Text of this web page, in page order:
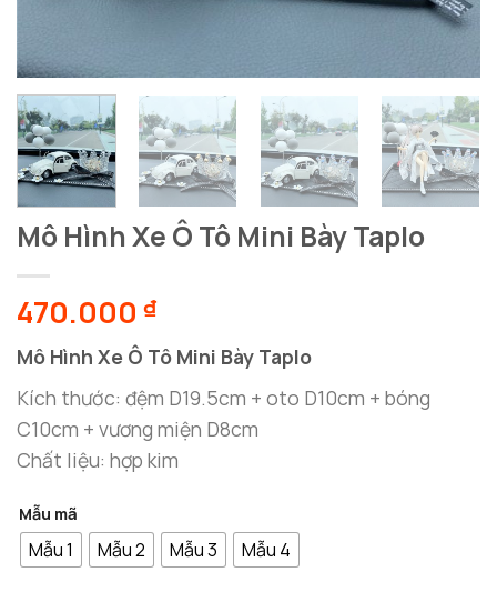
Mô Hình Xe Ô Tô Mini Bày Taplo
470.000 ₫
Mô Hình Xe Ô Tô Mini Bày Taplo
Kích thước: đệm D19.5cm + oto D10cm + bóng
C10cm + vương miện D8cm
Chất liệu: hợp kim
Mẫu mã
Mẫu 1 Mẫu 2 Mẫu 3 Mẫu 4